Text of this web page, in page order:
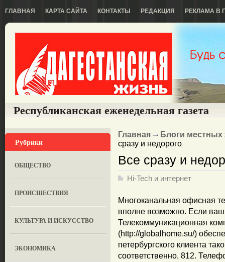
ГЛАВНАЯ КАРТА САЙТА КОНТАКТЫ РЕДАКЦИЯ РЕКЛАМА В
Республиканская еженедельная газета
Рубрики
ОБЩЕСТВО
ПРОИСШЕСТВИЯ
КУЛЬТУРА И ИСКУССТВО
ЭКОНОМИКА
Главная
Блоги местных
сразу и недорого
Все сразу и
Hi-Tech и интернет
Многоканальная офисная
вполне возможно. Если
Телекоммуникационная
(http://globalhome.su/)
петербургского клиента
соответственно, 812.